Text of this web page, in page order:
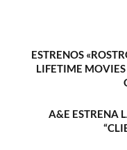
ESTRENOS
LIFETIME
A&E ESTRENA